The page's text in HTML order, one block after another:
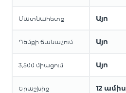
Մատնահետք Այո
Դեմքի ճանաչում Այո
3,5մմ միացում Այո
Երաշխիք 12 ամիս